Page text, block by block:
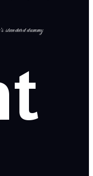
standard dummy